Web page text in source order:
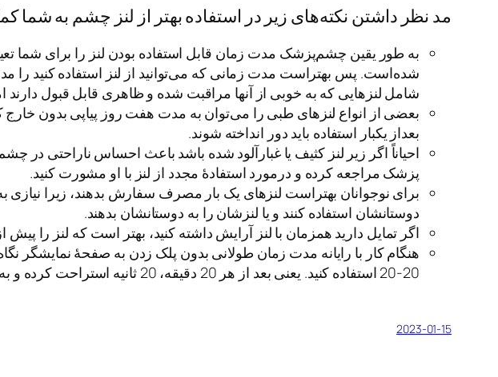
مد نظر داشتن نکته‌های زیر در استفاده بهتر از لنز چشم به شما
به طور یقین چشم‌پزشک مدت زمان قابل استفاده بودن لنز را برای شما
شده‌است. پس بهتراست مدت زمانی که می‌توانید از لنز استفاده کنید را
شامل لنزهایی که به خوبی از آنها مراقبت شده و ظاهری قابل قبول دارند
بعضی از انواع لنزهای طبی را می‌توان به مدت هفت روز پیاپی بدون خارج
بعداز یکبار استفاده باید دور انداخته شوند.
احیاناً اگر زیر لنز کثیف یا غبارآلود شده باشد باعث احساس
پزشک مراجعه کرده و درمورد استفادۀ مجدد از لنز با او مشورت کنید.
برای نوجوانان بهتراست لنزهای یک بار مصرف سفارش بدهند، زیرا نیازی به
دوستانشان استفاده کنند و یا لنزشان را به دوستانشان بدهند.
اگر تمایل دارید همزمان با لنز آرایش داشته کنید، بهتر است که لنز را
20-20 استفاده کنید. یعنی بعد از هر 20 دقیقه، 20 ثانیه استراحت کرده و به نقطه ای در 20 متری نگاه کنید.
2023-01-15